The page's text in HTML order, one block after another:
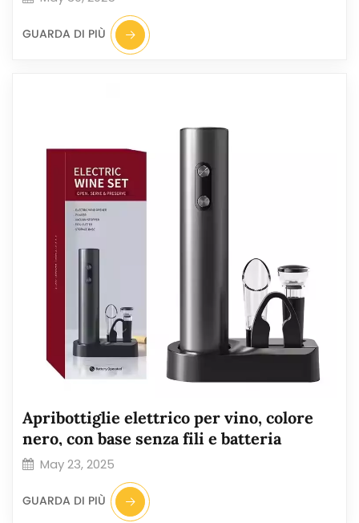
GUARDA DI PIÙ
Apribottiglie elettrico per vino, colore
nero, con base senza fili e batteria
May 23, 2025
GUARDA DI PIÙ